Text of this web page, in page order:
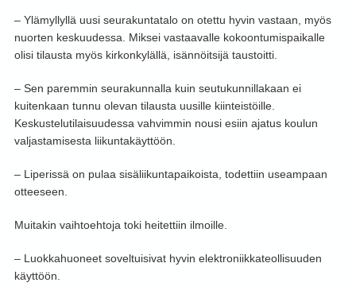
– Ylämyllyllä uusi seurakuntatalo on otettu hyvin vastaan, myös
nuorten keskuudessa. Miksei vastaavalle kokoontumispaikalle
olisi tilausta myös kirkonkylällä, isännöitsijä taustoitti.
– Sen paremmin seurakunnalla kuin seutukunnillakaan ei
kuitenkaan tunnu olevan tilausta uusille kiinteistöille.
Keskustelutilaisuudessa vahvimmin nousi esiin ajatus koulun
valjastamisesta liikuntakäyttöön.
– Liperissä on pulaa sisäliikuntapaikoista, todettiin useampaan
otteeseen.
Muitakin vaihtoehtoja toki heitettiin ilmoille.
– Luokkahuoneet soveltuisivat hyvin elektroniikkateollisuuden
käyttöön.